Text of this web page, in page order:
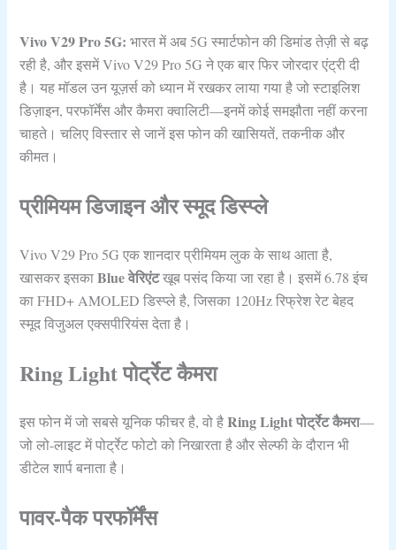
Vivo V29 Pro 5G: भारत में अब 5G स्मार्टफोन की डिमांड तेज़ी से बढ़
रही है, और इसमें Vivo V29 Pro 5G ने एक बार फिर जोरदार एंट्री दी
है। यह मॉडल उन यूज़र्स को ध्यान में रखकर लाया गया है जो स्टाइलिश
डिज़ाइन, परफॉर्मेंस और कैमरा क्वालिटी—इनमें कोई समझौता नहीं करना
चाहते। चलिए विस्तार से जानें इस फोन की खासियतें, तकनीक और
कीमत।
प्रीमियम डिजाइन और स्मूद डिस्प्ले
Vivo V29 Pro 5G एक शानदार प्रीमियम लुक के साथ आता है,
खासकर इसकाBlue वेरिएंटखूब पसंद किया जा रहा है। इसमें 6.78 इंच
का FHD+ AMOLED डिस्प्ले है, जिसका 120Hz रिफ्रेश रेट बेहद
स्मूद विजुअल एक्सपीरियंस देता है।
Ring Light पोर्ट्रेट कैमरा
इस फोन में जो सबसे यूनिक फीचर है, वो हैRing Light पोर्ट्रेट कैमरा—
जो लो-लाइट में पोर्ट्रेट फोटो को निखारता है और सेल्फी के दौरान भी
डीटेल शार्प बनाता है।
पावर-पैक परफॉर्मेंस